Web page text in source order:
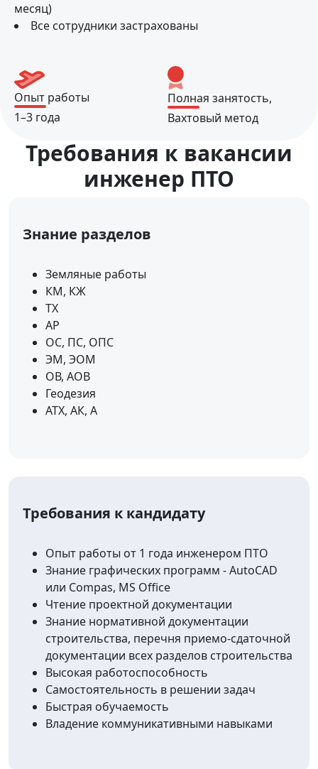
месяц)
Все сотрудники застрахованы
Опыт работы
1–3 года
Полная занятость,
Вахтовый метод
Требования к вакансии
инженер ПТО
Знание разделов
Земляные работы
КМ, КЖ
ТХ
АР
ОС, ПС, ОПС
ЭМ, ЭОМ
ОВ, АОВ
Геодезия
АТХ, АК, А
Требования к кандидату
Опыт работы от 1 года инженером ПТО
Знание графических программ - AutoCAD
или Compas, MS Office
Чтение проектной документации
Знание нормативной документации
строительства, перечня приемо-сдаточной
документации всех разделов строительства
Высокая работоспособность
Самостоятельность в решении задач
Быстрая обучаемость
Владение коммуникативными навыками